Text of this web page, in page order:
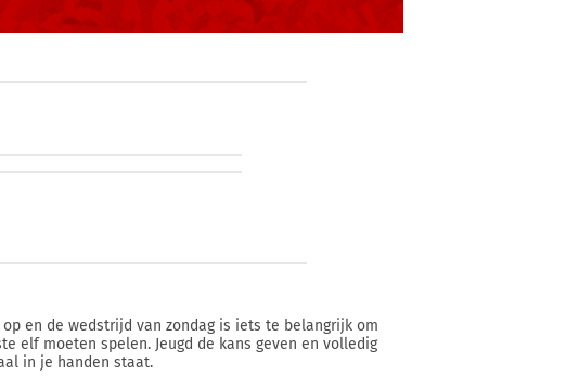
en de wedstrijd van zondag is iets te belangrijk om
elf moeten spelen. Jeugd de kans geven en volledig
in je handen staat.